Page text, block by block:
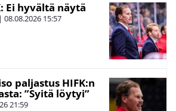
Ei hyvältä näytä
| 08.08.2026 15:57
paljastus HIFK:n
”Syitä löytyi”
21:59